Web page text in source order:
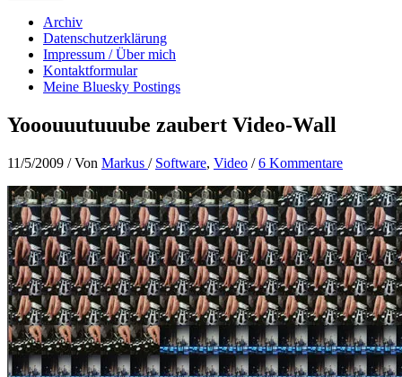
Archiv
Datenschutzerklärung
Impressum / Über mich
Kontaktformular
Meine Bluesky Postings
Yooouuutuuube zaubert Video-Wall
11/5/2009 / Von Markus / Software, Video /6 Kommentare